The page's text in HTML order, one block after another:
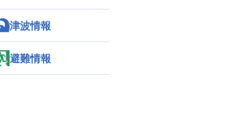
津波情報
避難情報